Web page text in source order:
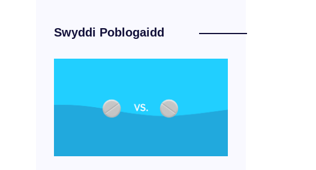
Swyddi Poblogaidd